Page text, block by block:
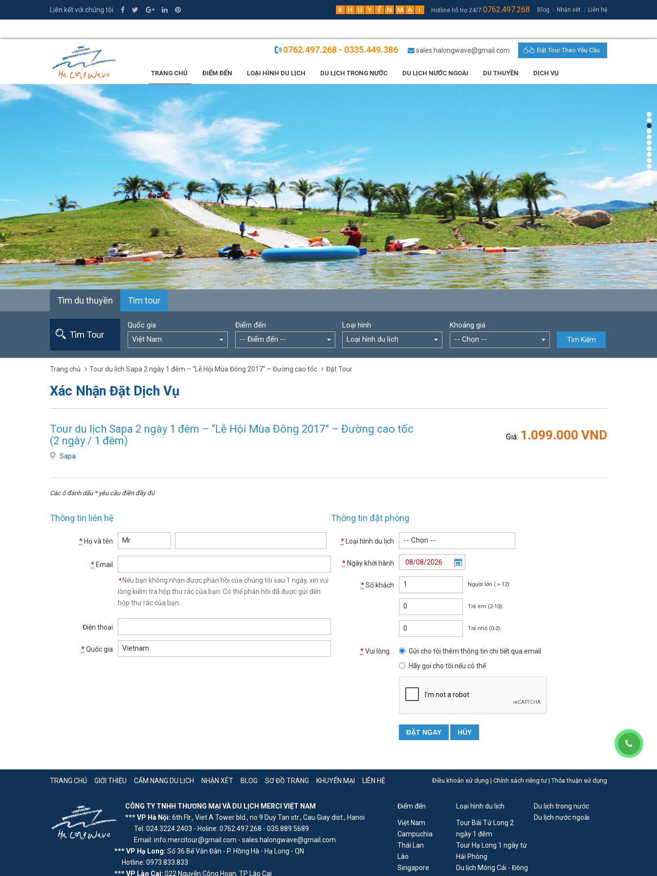
Liên kết với chúng tôi Hotline hỗ trợ 24/7 0762.497.268 Blog Nhận xét Liên hệ
0762.497.268 - 0335.449.386 sales.halongwave@gmail.com Đặt Tour Theo Yêu Cầu
TRANG CHỦ ĐIỂM ĐẾN LOẠI HÌNH DU LỊCH DU LỊCH TRONG NƯỚC DU LỊCH NƯỚC NGOÀI DU THUYỀN DỊCH VỤ
Tìm du thuyền Tìm tour
Tìm Tour
Quốc gia
Việt Nam
Điểm đến
-- Điểm đến --
Loại hình
Loại hình du lịch
Khoảng giá
-- Chọn --
Tìm Kiếm
Trang chủ Tour du lịch Sapa 2 ngày 1 đêm – “Lễ Hội Mùa Đông 2017” – Đường cao tốc Đặt Tour
Xác Nhận Đặt Dịch Vụ
Tour du lịch Sapa 2 ngày 1 đêm – “Lễ Hội Mùa Đông 2017” – Đường cao tốc
(2 ngày / 1 đêm)
Sapa
Giá: 1.099.000 VND
Các ô đánh dấu *yêu cầu điền đầy đủ
Thông tin liên hệ
*Họ và tên Mr.
*Email
*Nếu bạn không nhận được phản hồi của chúng tôi sau 1 ngày, xin vui
lòng kiểm tra hộp thư rác của bạn. Có thể phản hồi đã được gửi đến
hộp thư rác của bạn..
Điện thoại
*Quốc gia Vietnam
Thông tin đặt phòng
*Loại hình du lịch -- Chọn --
*Ngày khởi hành
*Số khách 1 Người lớn ( > 12):
0 Trẻ em (2-10):
0 Trẻ nhỏ (0-2):
*Vui lòng...
Gửi cho tôi thêm thông tin chi tiết qua email
Hãy gọi cho tôi nếu có thể
ĐẶT NGAY HỦY
TRANG CHỦ GIỚI THIỆU CẨM NANG DU LỊCH NHẬN XÉT BLOG SƠ ĐỒ TRANG KHUYẾN MẠI LIÊN HỆ Điều khoản sử dụng | Chính sách riêng tư |Thỏa thuận sử dụng
CÔNG TY TNHH THƯƠNG MẠI VÀ DU LỊCH MERCI VIỆT NAM
*** VP Hà Nội: 6th Flr., Viet A Tower bld., no 9 Duy Tan str., Cau Giay dist., Hanoi
Tel: 024.3224.2403 - Holine: 0762.497.268 - 035.889.5689
Email: info.mercitour@gmail.com - sales.halongwave@gmail.com
*** VP Hạ Long: Số 36 Bế Văn Đàn - P. Hồng Hà - Hạ Long - QN
Hotline: 0973.833.833
*** VP Lào Cai: 022 Nguyễn Công Hoan, TP Lào Cai
Điểm đến
Việt Nam
Campuchia
Thái Lan
Lào
Singapore
Loại hình du lịch
Tour Bái Tử Long 2
ngày 1 đêm
Tour Hạ Long 1 ngày từ
Hải Phòng
Du lịch Móng Cái - Đông
Du lịch trong nước
Du lịch nước ngoài